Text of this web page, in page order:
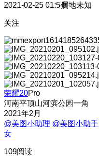
2021-02-25 01:54属地未知
关注
荣耀20Pro
河南平顶山河滨公园一角
2021年2月
@美图小助理 @美图小助手
女
109阅读